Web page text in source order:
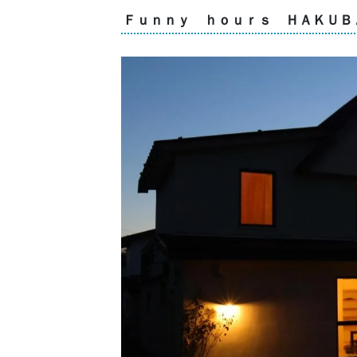
Ｆｕｎｎｙ ｈｏｕｒｓ ＨＡＫＵＢ